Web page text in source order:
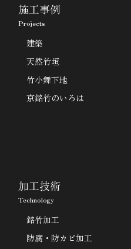
施工事例
Projects
建築
天然竹垣
竹小舞下地
京銘竹のいろは
加工技術
Technology
銘竹加工
防腐・防カビ加工